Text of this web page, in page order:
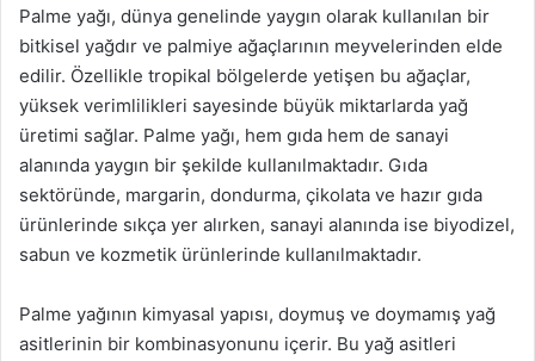
Palme yağı, dünya genelinde yaygın olarak kullanılan bir
bitkisel yağdır ve palmiye ağaçlarının meyvelerinden elde
edilir. Özellikle tropikal bölgelerde yetişen bu ağaçlar,
yüksek verimlilikleri sayesinde büyük miktarlarda yağ
üretimi sağlar. Palme yağı, hem gıda hem de sanayi
alanında yaygın bir şekilde kullanılmaktadır. Gıda
sektöründe, margarin, dondurma, çikolata ve hazır gıda
ürünlerinde sıkça yer alırken, sanayi alanında ise biyodizel,
sabun ve kozmetik ürünlerinde kullanılmaktadır.
Palme yağının kimyasal yapısı, doymuş ve doymamış yağ
asitlerinin bir kombinasyonunu içerir. Bu yağ asitleri